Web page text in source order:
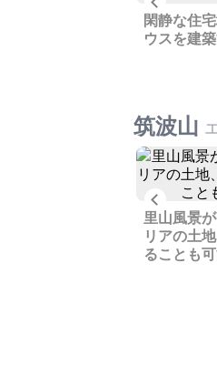
閑静な住
ウスを建
筑波山
里山風景
リアの土
ることも